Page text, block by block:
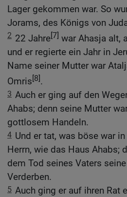
Lager gekommen war. So
Jorams, des Königs von
2 22 Jahre[7] war Ahasja alt,
und er regierte ein Jahr in
Name seiner Mutter war
Omris[8].
3 Auch er ging auf den
Ahabs; denn seine Mutter
gottlosem Handeln.
4 Und er tat, was böse war
Herrn, wie das Haus Ahabs;
dem Tod seines Vaters
Verderben.
5 Auch ging er auf ihren Rat